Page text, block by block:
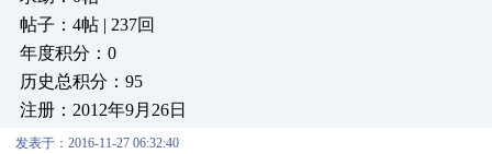
帖子：4帖 | 237回
年度积分：0
历史总积分：95
注册：2012年9月26日
发表于：2016-11-27 06:32:40